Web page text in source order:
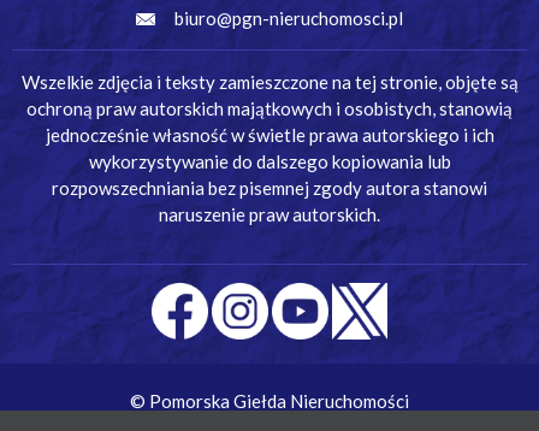
biuro@pgn-nieruchomosci.pl
Wszelkie zdjęcia i teksty zamieszczone na tej stronie, objęte są
ochroną praw autorskich majątkowych i osobistych, stanowią
jednocześnie własność w świetle prawa autorskiego i ich
wykorzystywanie do dalszego kopiowania lub
rozpowszechniania bez pisemnej zgody autora stanowi
naruszenie praw autorskich.
© Pomorska Giełda Nieruchomości